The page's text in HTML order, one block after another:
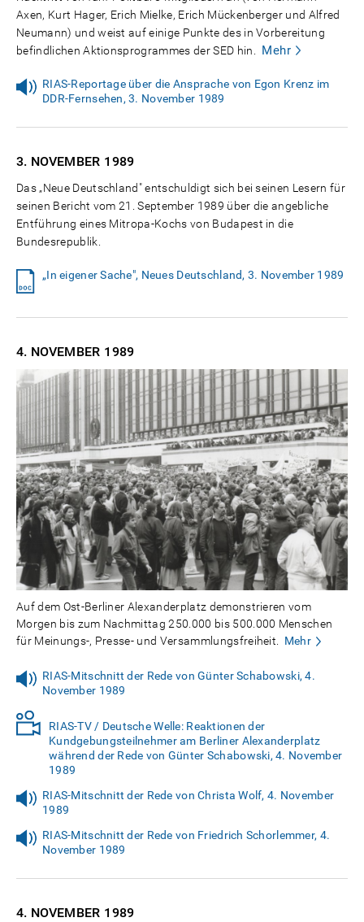
Axen, Kurt Hager, Erich Mielke, Erich Mückenberger und Alfred
Neumann) und weist auf einige Punkte des in Vorbereitung
befindlichen Aktionsprogrammes der SED hin.
Mehr
RIAS-Reportage über die Ansprache von Egon Krenz im
DDR-Fernsehen, 3. November 1989
3. NOVEMBER 1989
Das „Neue Deutschland" entschuldigt sich bei seinen Lesern für
seinen Bericht vom 21. September 1989 über die angebliche
Entführung eines Mitropa-Kochs von Budapest in die
Bundesrepublik.
„In eigener Sache", Neues Deutschland, 3. November 1989
4. NOVEMBER 1989
Auf dem Ost-Berliner Alexanderplatz demonstrieren vom
Morgen bis zum Nachmittag 250.000 bis 500.000 Menschen
für Meinungs-, Presse- und Versammlungsfreiheit. Mehr
RIAS-Mitschnitt der Rede von Günter Schabowski, 4.
November 1989
RIAS-TV / Deutsche Welle: Reaktionen der
Kundgebungsteilnehmer am Berliner Alexanderplatz
während der Rede von Günter Schabowski, 4. November
1989
RIAS-Mitschnitt der Rede von Christa Wolf, 4. November
1989
RIAS-Mitschnitt der Rede von Friedrich Schorlemmer, 4.
November 1989
4. NOVEMBER 1989